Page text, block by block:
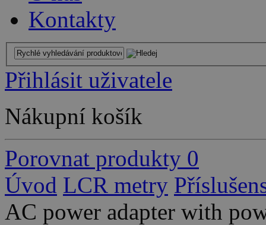
Kontakty
Přihlásit uživatele
Nákupní košík
Porovnat produkty 0
Úvod LCR metry
AC power adapter with